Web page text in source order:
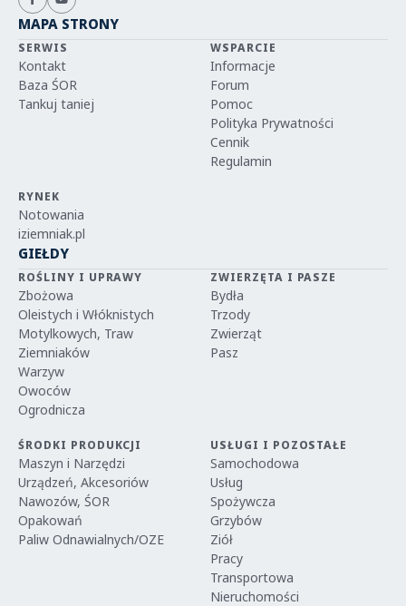
MAPA STRONY
SERWIS
Kontakt
Baza ŚOR
Tankuj taniej
WSPARCIE
Informacje
Forum
Pomoc
Polityka Prywatności
Cennik
Regulamin
RYNEK
Notowania
iziemniak.pl
GIEŁDY
ROŚLINY I UPRAWY
Zbożowa
Oleistych i Włóknistych
Motylkowych, Traw
Ziemniaków
Warzyw
Owoców
Ogrodnicza
ZWIERZĘTA I PASZE
Bydła
Trzody
Zwierząt
Pasz
ŚRODKI PRODUKCJI
Maszyn i Narzędzi
Urządzeń, Akcesoriów
Nawozów, ŚOR
Opakowań
Paliw Odnawialnych/OZE
USŁUGI I POZOSTAŁE
Samochodowa
Usług
Spożywcza
Grzybów
Ziół
Pracy
Transportowa
Nieruchomości